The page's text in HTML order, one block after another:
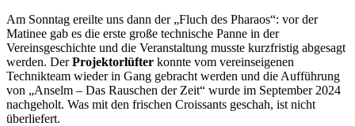
Am Sonntag ereilte uns dann der „Fluch des Pharaos“: vor der
Matinee gab es die erste große technische Panne in der
Vereinsgeschichte und die Veranstaltung musste kurzfristig abgesagt
werden. DerProjektorlüfter konnte vom vereinseigenen
Technikteam wieder in Gang gebracht werden und die Aufführung
von „Anselm – Das Rauschen der Zeit“ wurde im September 2024
nachgeholt. Was mit den frischen Croissants geschah, ist nicht
überliefert.